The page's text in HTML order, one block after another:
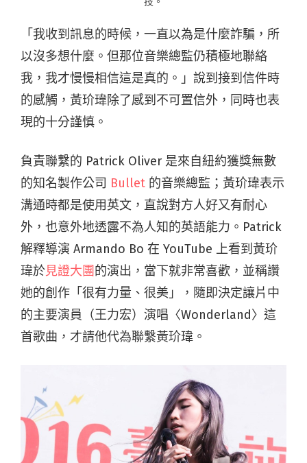
「我收到訊息的時候，一直以為是什麼詐騙，所
以沒多想什麼。但那位音樂總監仍積極地聯絡
我，我才慢慢相信這是真的。」說到接到信件時
的感觸，黃玠瑋除了感到不可置信外，同時也表
現的十分謹慎。
負責聯繫的 Patrick Oliver 是來自紐約獲獎無數
的知名製作公司 Bullet 的音樂總監；黃玠瑋表示
溝通時都是使用英文，直說對方人好又有耐心
外，也意外地透露不為人知的英語能力。 Patrick
解釋導演 Armando Bo 在 YouTube 上看到黃玠
瑋於見證大團的演出，當下就非常喜歡，並稱讚
她的創作「很有力量、很美」，隨即決定讓片中
的主要演員（王力宏）演唱〈Wonderland〉這
首歌曲，才請他代為聯繫黃玠瑋。